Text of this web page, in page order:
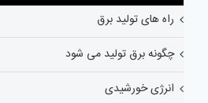
راه های تولید برق
چگونه برق تولید می شود
انرژی خورشیدی